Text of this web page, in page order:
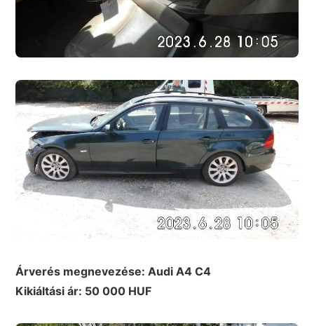
Árverés megnevezése: Audi A4 C4
Kikiáltási ár: 50 000 HUF